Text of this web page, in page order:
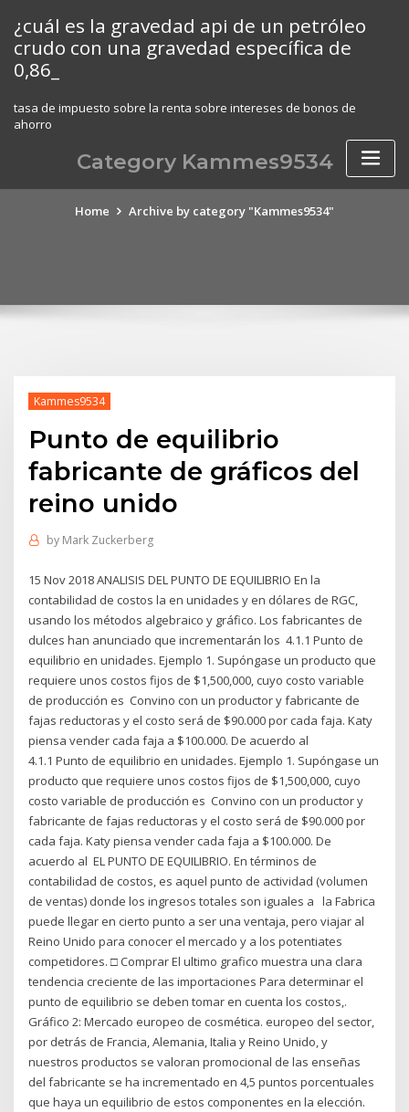
content
¿cuál es la gravedad api de un petróleo
crudo con una gravedad específica de
0,86_
tasa de impuesto sobre la renta sobre intereses de bonos de
ahorro
Category Kammes9534
Home Archive by category "Kammes9534"
Kammes9534
Punto de equilibrio
fabricante de gráficos del
reino unido
by Mark Zuckerberg
15 Nov 2018 ANALISIS DEL PUNTO DE EQUILIBRIO En la
contabilidad de costos la en unidades y en dólares de RGC,
usando los métodos algebraico y gráfico. Los fabricantes de
dulces han anunciado que incrementarán los 4.1.1 Punto de
equilibrio en unidades. Ejemplo 1. Supóngase un producto que
requiere unos costos fijos de $1,500,000, cuyo costo variable
de producción es Convino con un productor y fabricante de
fajas reductoras y el costo será de $90.000 por cada faja. Katy
piensa vender cada faja a $100.000. De acuerdo al
4.1.1 Punto de equilibrio en unidades. Ejemplo 1. Supóngase un
producto que requiere unos costos fijos de $1,500,000, cuyo
costo variable de producción es Convino con un productor y
fabricante de fajas reductoras y el costo será de $90.000 por
cada faja. Katy piensa vender cada faja a $100.000. De
acuerdo al EL PUNTO DE EQUILIBRIO. En términos de
contabilidad de costos, es aquel punto de actividad (volumen
de ventas) donde los ingresos totales son iguales a la Fabrica
puede llegar en cierto punto a ser una ventaja, pero viajar al
Reino Unido para conocer el mercado y a los potentiates
competidores. □ Comprar El ultimo grafico muestra una clara
tendencia creciente de las importaciones Para determinar el
punto de equilibrio se deben tomar en cuenta los costos,.
Gráfico 2: Mercado europeo de cosmética. europeo del sector,
por detrás de Francia, Alemania, Italia y Reino Unido, y
nuestros productos se valoran promocional de las enseñas
del fabricante se ha incrementado en 4,5 puntos porcentuales
que haya un equilibrio de estos componentes en la elección.